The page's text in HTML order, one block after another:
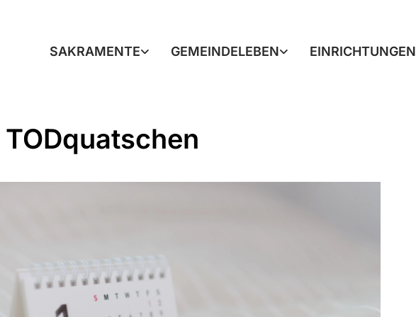
SAKRAMENTE GEMEINDELEBEN EINRICHTUNGEN